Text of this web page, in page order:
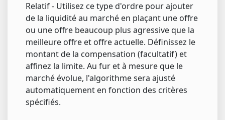
Relatif - Utilisez ce type d'ordre pour ajouter
de la liquidité au marché en plaçant une offre
ou une offre beaucoup plus agressive que la
meilleure offre et offre actuelle. Définissez le
montant de la compensation (facultatif) et
affinez la limite. Au fur et à mesure que le
marché évolue, l'algorithme sera ajusté
automatiquement en fonction des critères
spécifiés.